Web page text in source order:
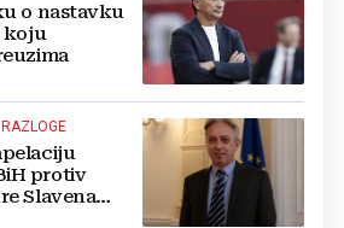
o nastavku
koju
protiv
Slavena